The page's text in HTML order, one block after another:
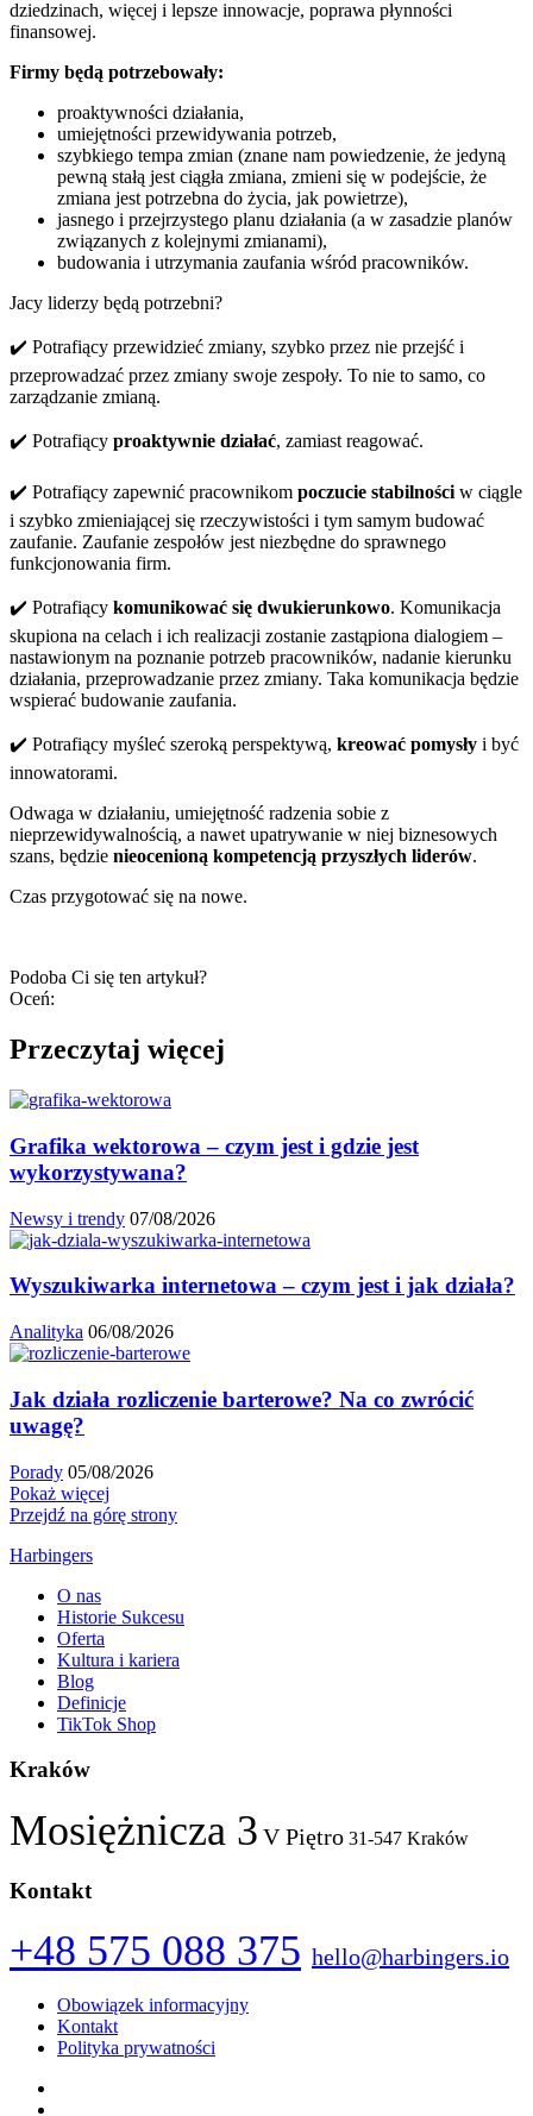
dziedzinach, więcej i lepsze innowacje, poprawa płynności
finansowej.
Firmy będą potrzebowały:
proaktywności działania,
umiejętności przewidywania potrzeb,
szybkiego tempa zmian (znane nam powiedzenie, że jedyną
pewną stałą jest ciągła zmiana, zmieni się w podejście, że
zmiana jest potrzebna do życia, jak powietrze),
jasnego i przejrzystego planu działania (a w zasadzie planów
związanych z kolejnymi zmianami),
budowania i utrzymania zaufania wśród pracowników.
Jacy liderzy będą potrzebni?
✔️ Potrafiący przewidzieć zmiany, szybko przez nie przejść i
przeprowadzać przez zmiany swoje zespoły. To nie to samo, co
zarządzanie zmianą.
✔️ Potrafiący proaktywnie działać, zamiast reagować.
✔️ Potrafiący zapewnić pracownikom poczucie stabilności w ciągle
i szybko zmieniającej się rzeczywistości i tym samym budować
zaufanie. Zaufanie zespołów jest niezbędne do sprawnego
funkcjonowania firm.
✔️ Potrafiący komunikować się dwukierunkowo. Komunikacja
skupiona na celach i ich realizacji zostanie zastąpiona dialogiem –
nastawionym na poznanie potrzeb pracowników, nadanie kierunku
działania, przeprowadzanie przez zmiany. Taka komunikacja będzie
wspierać budowanie zaufania.
✔️ Potrafiący myśleć szeroką perspektywą, kreować pomysły i być
innowatorami.
Odwaga w działaniu, umiejętność radzenia sobie z
nieprzewidywalnością, a nawet upatrywanie w niej biznesowych
szans, będzie nieocenioną kompetencją przyszłych liderów.
Czas przygotować się na nowe.
Podoba Ci się ten artykuł?
Oceń:
Przeczytaj więcej
Grafika wektorowa – czym jest i gdzie jest
wykorzystywana?
Newsy i trendy 07/08/2026
Wyszukiwarka internetowa – czym jest i jak działa?
Analityka 06/08/2026
Jak działa rozliczenie barterowe? Na co zwrócić
uwagę?
Porady 05/08/2026
Pokaż więcej
Przejdź na górę strony
Harbingers
O nas
Historie Sukcesu
Oferta
Kultura i kariera
Blog
Definicje
TikTok Shop
Kraków
Mosiężnicza 3 V Piętro 31-547 Kraków
Kontakt
+48 575 088 375 hello@harbingers.io
Obowiązek informacyjny
Kontakt
Polityka prywatności